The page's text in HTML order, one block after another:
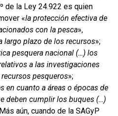
de la Ley 24.922 es quien
«la protección efectiva de
con la pesca»,
largo plazo de los recursos»;
pesquera nacional (…) los
a las investigaciones
pesqueros»;
en cuanto a áreas o épocas de
deben cumplir los buques (…)
aún, cuando de la SAGyP